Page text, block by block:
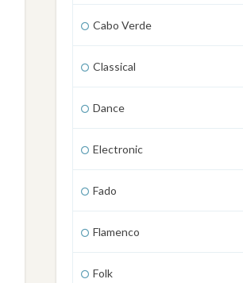
Cabo Verde
Classical
Dance
Electronic
Fado
Flamenco
Folk